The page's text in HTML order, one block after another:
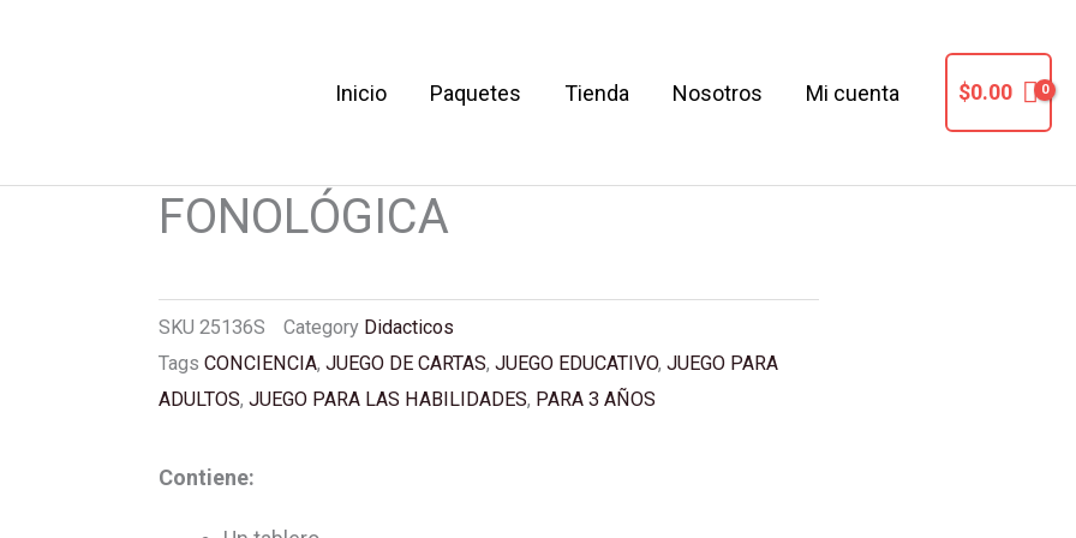
Inicio Paquetes Tienda Nosotros Mi cuenta $0.00
FONOLÓGICA
SKU 25136S Category Didacticos
Tags CONCIENCIA, JUEGO DE CARTAS, JUEGO EDUCATIVO, JUEGO PARA
ADULTOS, JUEGO PARA LAS HABILIDADES, PARA 3 AÑOS
Contiene: